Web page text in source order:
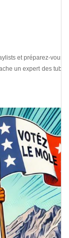
et préparez-vous à
un expert des tubes